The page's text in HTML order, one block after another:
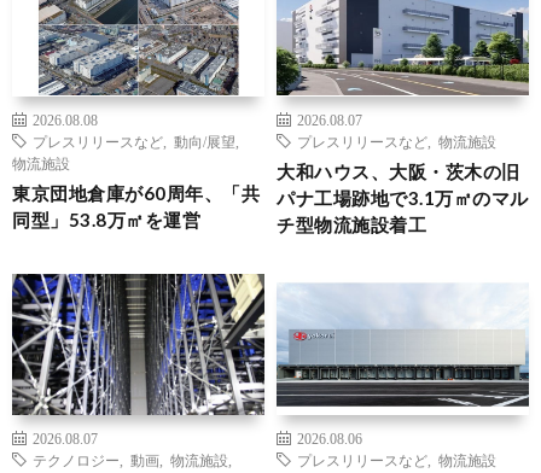
2026.08.08
プレスリリースなど
動向/展望
物流施設
東京団地倉庫が60周年、「共
同型」53.8万㎡を運営
2026.08.07
プレスリリースなど
物流施設
大和ハウス、大阪・茨木の旧
パナ工場跡地で3.1万㎡のマル
チ型物流施設着工
2026.08.07
テクノロジー
動画 物流施設
2026.08.06
プレスリリースなど
物流施設